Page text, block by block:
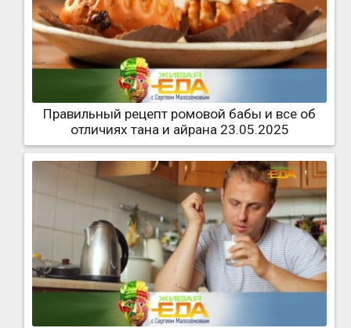
Правильный рецепт ромовой бабы и все об
отличиях тана и айрана 23.05.2025